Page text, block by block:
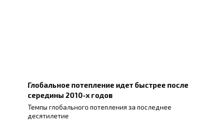
Глобальное потепление идет быстрее после
середины 2010-х годов
Темпы глобального потепления за последнее
десятилетие